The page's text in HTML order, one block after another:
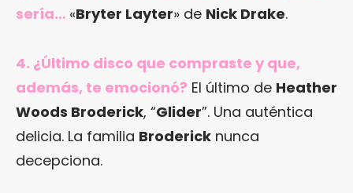
sería… «Bryter Layter» de Nick Drake.
4. ¿Último disco que compraste y que,
además, te emocionó? El último de Heather
Woods Broderick, “Glider”. Una auténtica
delicia. La familia Broderick nunca
decepciona.